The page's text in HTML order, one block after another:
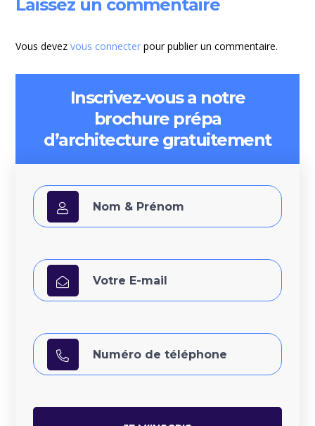
Laissez un commentaire
Vous devezvous connecter pour publier un commentaire.
Inscrivez-vous a notre
brochure prépa
d’architecture gratuitement